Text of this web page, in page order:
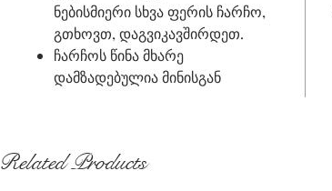
ნებისმიერი სხვა ფერის ჩარჩო,
გთხოვთ, დაგვიკავშირდეთ.
ჩარჩოს წინა მხარე
დამზადებულია მინისგან
Related Products